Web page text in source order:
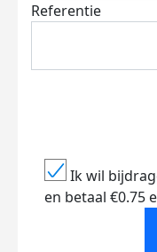
Referentie
Ik wil
en betaal €0.75